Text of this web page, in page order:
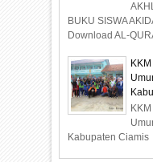
BUKU SISWA
Download AL-
Kabupaten Ciamis